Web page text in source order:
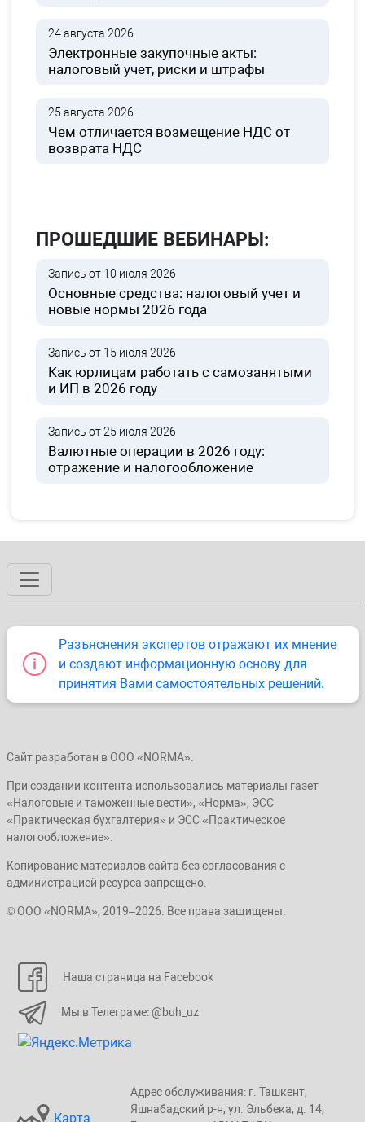
24 августа 2026
Электронные закупочные акты:
налоговый учет, риски и штрафы
25 августа 2026
Чем отличается возмещение НДС от
возврата НДС
ПРОШЕДШИЕ ВЕБИНАРЫ:
Запись от 10 июля 2026
Основные средства: налоговый учет и
новые нормы 2026 года
Запись от 15 июля 2026
Как юрлицам работать с самозанятыми
и ИП в 2026 году
Запись от 25 июля 2026
Валютные операции в 2026 году:
отражение и налогообложение
Разъяснения экспертов отражают их мнение
и создают информационную основу для
принятия Вами самостоятельных решений.
Сайт разработан в ООО «NORMA».
При создании контента использовались материалы газет
«Налоговые и таможенные вести», «Норма», ЭСС
«Практическая бухгалтерия» и ЭСС «Практическое
налогообложение».
Копирование материалов сайта без согласования с
администрацией ресурса запрещено.
© ООО «NORMA», 2019–2026. Все права защищены.
Наша страница на Facebook
Мы в Телеграме: @buh_uz
Карта
Адрес обслуживания: г. Taшкент,
Яшнaбaдский p-н, yл. Эльбeка, д. 14,